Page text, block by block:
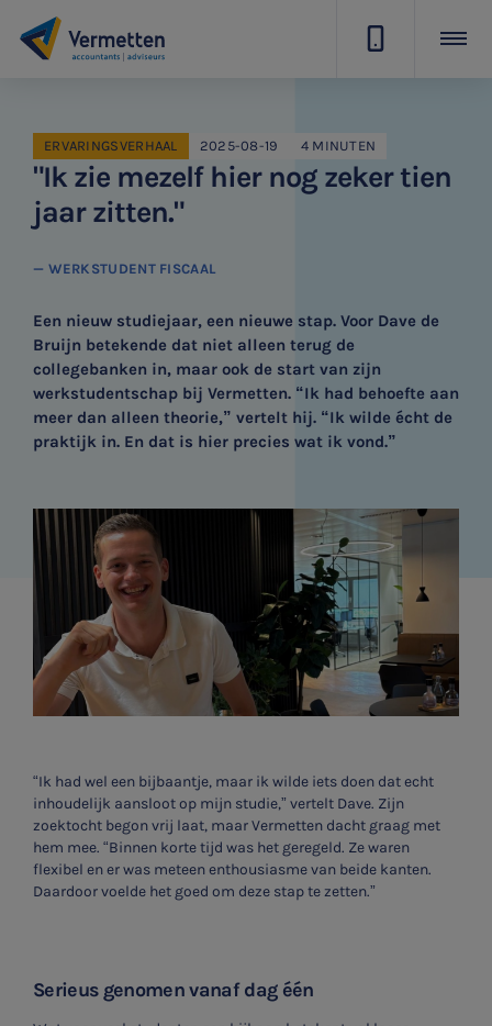
ERVARINGSVERHAAL 2025-08-19 4 MINUTEN
"Ik zie mezelf hier nog zeker tien
jaar zitten."
— WERKSTUDENT FISCAAL
Een nieuw studiejaar, een nieuwe stap. Voor Dave de
Bruijn betekende dat niet alleen terug de
collegebanken in, maar ook de start van zijn
werkstudentschap bij Vermetten. “Ik had behoefte aan
meer dan alleen theorie,” vertelt hij. “Ik wilde écht de
praktijk in. En dat is hier precies wat ik vond.”
“Ik had wel een bijbaantje, maar ik wilde iets doen dat echt
inhoudelijk aansloot op mijn studie,” vertelt Dave. Zijn
zoektocht begon vrij laat, maar Vermetten dacht graag met
hem mee. “Binnen korte tijd was het geregeld. Ze waren
flexibel en er was meteen enthousiasme van beide kanten.
Daardoor voelde het goed om deze stap te zetten.”
Serieus genomen vanaf dag één